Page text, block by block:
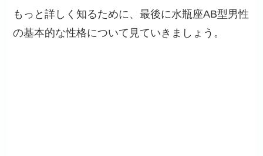
もっと詳しく知るために、最後に水瓶座AB型男性
の基本的な性格について見ていきましょう。